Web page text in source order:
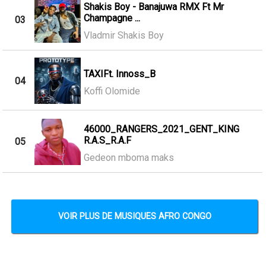
03
Shakis Boy - Banajuwa RMX Ft Mr
Champagne ...
Vladmir Shakis Boy
04
TAXIFt. Innoss_B
Koffi Olomide
05
46000_RANGERS_2021_GENT_KING
R.A.S_R.A.F
Gedeon mboma maks
VOIR PLUS DE MUSIQUES AFRO CONGO